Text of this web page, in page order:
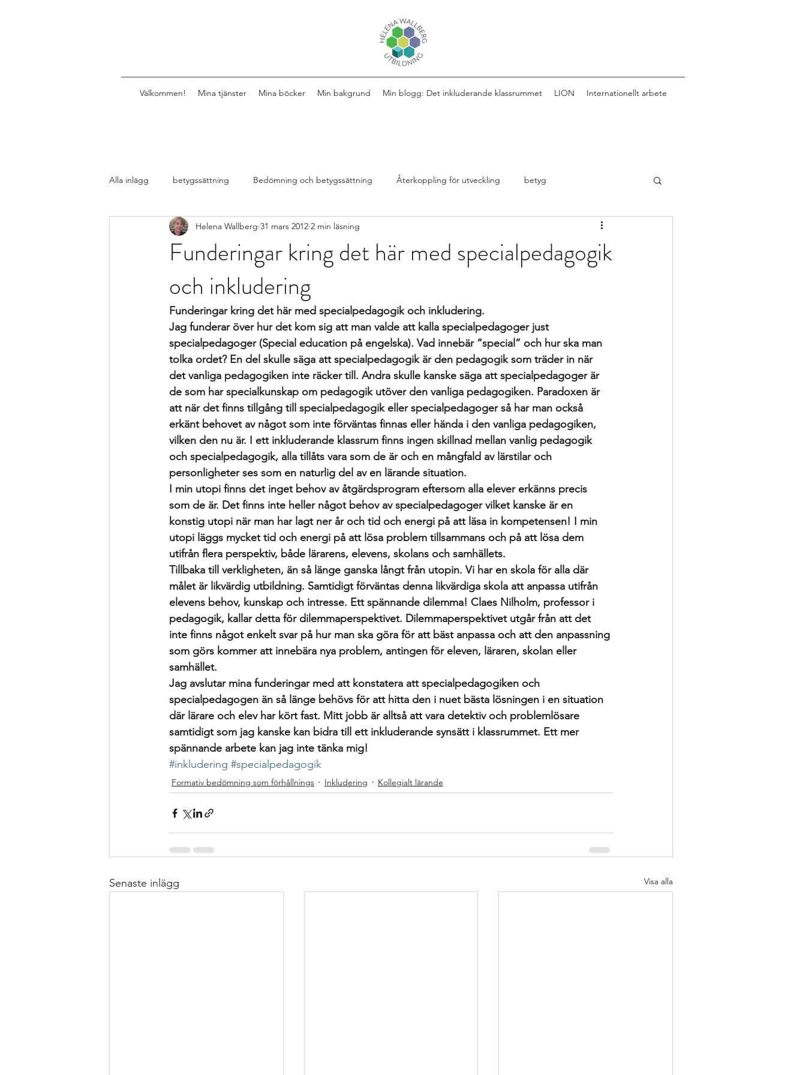
Välkommen! Mina tjänster Mina böcker Min bakgrund Min blogg: Det inkluderande klassrummet LION Internationellt arbete
Alla inlägg betygssättning Bedömning och betygssättning Återkoppling för utveckling betyg
Design av lektioner, uppgifter, mat Design av lektioner
Formativ bedömning som förhållnings
Kollegialt lärande Istället för elevärenden till elevh material Nationella prov Ledarskap
specialpedagogen och försteläraren Skoldebatt Relationellt och kategoriskt perspe Stödinsatser
Strategier för att träna och kompen uppgifter The Agency for Special Needs and In Återkoppling för utveckling
Bedömning och betygssättning Beprövad erfarenhet betyg betygssättning
Funderingar kring det här med specialpedagogik
och inkludering
Helena Wallberg 31 mars 2012 2 min läsning
Funderingar kring det här med specialpedagogik och inkludering.
Jag funderar över hur det kom sig att man valde att kalla specialpedagoger just
specialpedagoger (Special education på engelska). Vad innebär “special” och hur ska man
tolka ordet? En del skulle säga att specialpedagogik är den pedagogik som träder in när
det vanliga pedagogiken inte räcker till. Andra skulle kanske säga att specialpedagoger är
de som har specialkunskap om pedagogik utöver den vanliga pedagogiken. Paradoxen är
att när det finns tillgång till specialpedagogik eller specialpedagoger så har man också
erkänt behovet av något som inte förväntas finnas eller hända i den vanliga pedagogiken,
vilken den nu är. I ett inkluderande klassrum finns ingen skillnad mellan vanlig pedagogik
och specialpedagogik, alla tillåts vara som de är och en mångfald av lärstilar och
personligheter ses som en naturlig del av en lärande situation.
I min utopi finns det inget behov av åtgärdsprogram eftersom alla elever erkänns precis
som de är. Det finns inte heller något behov av specialpedagoger vilket kanske är en
konstig utopi när man har lagt ner år och tid och energi på att läsa in kompetensen! I min
utopi läggs mycket tid och energi på att lösa problem tillsammans och på att lösa dem
utifrån flera perspektiv, både lärarens, elevens, skolans och samhällets.
Tillbaka till verkligheten, än så länge ganska långt från utopin. Vi har en skola för alla där
målet är likvärdig utbildning. Samtidigt förväntas denna likvärdiga skola att anpassa utifrån
elevens behov, kunskap och intresse. Ett spännande dilemma! Claes Nilholm, professor i
pedagogik, kallar detta för dilemmaperspektivet. Dilemmaperspektivet utgår från att det
inte finns något enkelt svar på hur man ska göra för att bäst anpassa och att den anpassning
som görs kommer att innebära nya problem, antingen för eleven, läraren, skolan eller
samhället.
Jag avslutar mina funderingar med att konstatera att specialpedagogiken och
specialpedagogen än så länge behövs för att hitta den i nuet bästa lösningen i en situation
där lärare och elev har kört fast. Mitt jobb är alltså att vara detektiv och problemlösare
samtidigt som jag kanske kan bidra till ett inkluderande synsätt i klassrummet. Ett mer
spännande arbete kan jag inte tänka mig!
#inkludering #specialpedagogik
Formativ bedömning som förhållnings Inkludering Kollegialt lärande
Senaste inlägg Visa alla